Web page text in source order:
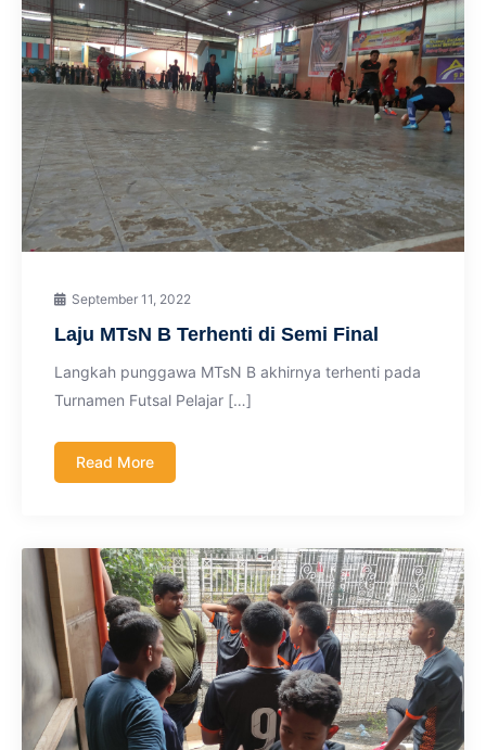
September 11, 2022
Laju MTsN B Terhenti di Semi Final
Langkah punggawa MTsN B akhirnya terhenti pada
Turnamen Futsal Pelajar […]
Read More